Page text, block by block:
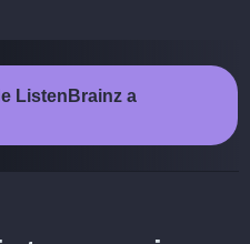
ListenBrainz a